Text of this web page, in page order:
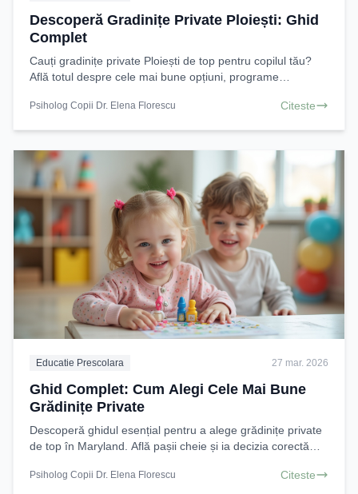
Descoperă Gradinițe Private Ploiești: Ghid
Complet
Cauți gradinițe private Ploiești de top pentru copilul tău?
Află totul despre cele mai bune opțiuni, programe
Psiholog Copii Dr. Elena Florescu Citeste
Educatie Prescolara 27 mar. 2026
Ghid Complet: Cum Alegi Cele Mai Bune
Grădinițe Private
Descoperă ghidul esențial pentru a alege grădinițe private
de top în Maryland. Află pașii cheie și ia decizia corectă
Psiholog Copii Dr. Elena Florescu Citeste